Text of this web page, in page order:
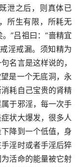
泄之后，则真体已
所生有限，所耗无
”吕祖曰：“啬精宜
淫戒漏。须知精为
名言是这样说的，
是一个无底洞，永
耗自己宝贵的肾精
于邪淫，每一次手
状大爆发，很多人
降到一个低值，身
淫时或者手淫后猝
活命的能量被它射